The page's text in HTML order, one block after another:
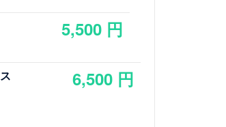
路町駅（丸ノ内線）Ｂ３ｂ出口より
茶ノ水橋口から徒歩１０分
橋駅（東西線）3b出口より徒歩７分
5,500 円
6,500 円